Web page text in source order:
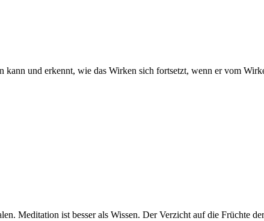
und erkennt, wie das Wirken sich fortsetzt, wenn er vom
Meditation ist besser als Wissen. Der Verzicht auf die Früchte